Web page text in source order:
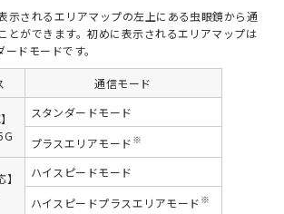
示されるエリアマップの左上にある虫眼鏡から通
とができます。初めに表示されるエリアマップは
ードモードです。
通信モード
スタンダードモード
プラスエリアモード ※
ハイスピードモード
ハイスピードプラスエリアモード ※